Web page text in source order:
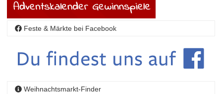
Feste & Märkte bei Facebook
Weihnachtsmarkt-Finder